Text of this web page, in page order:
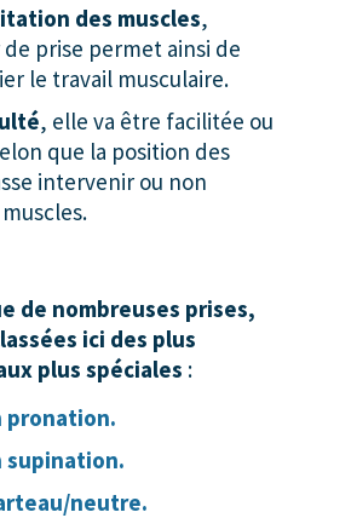
des muscles,
prise permet ainsi de
le travail musculaire.
, elle va être facilitée ou
que la position des
intervenir ou non
de nombreuses prises,
ici des plus
plus spéciales :
pronation.
supination.
neutre.